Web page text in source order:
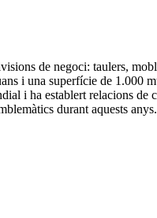
de negoci: taulers,
i una superfície de 1.000
i ha establert relacions
durant aquests anys.